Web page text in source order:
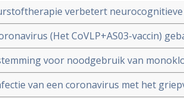
verbetert
coronabesmetting bij patienten met
(Het CoVLP+AS03-vaccin)
bescherming tegen ziek
voor noodgebruik van
cilgavimab) voor preventie van
niet goed reageren op de
van een coronavirus met het